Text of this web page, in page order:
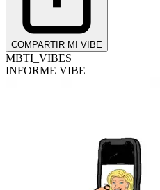
COMPARTIR MI VIBE
MBTI_VIBES
INFORME VIBE